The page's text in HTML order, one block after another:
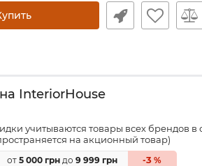
InteriorHouse
учитываются товары всех брендов в
на акционный товар)
от 5 000 грн до 9 999 грн -3 %